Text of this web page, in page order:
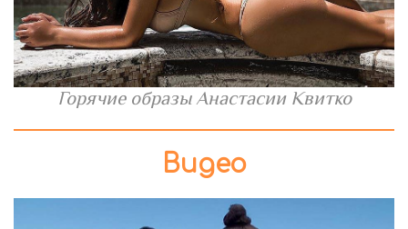
Горячие образы Анастасии Квитко
Видео